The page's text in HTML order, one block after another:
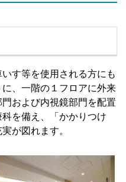
す等を使用される方にも
、一階の１フロアに外来
および内視鏡部門を配置
を備え、「かかりつけ
が図れます。